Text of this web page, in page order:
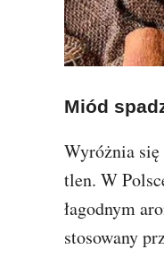
Miód
Wyróżnia się
tlen. W
łagodnym
stosowany